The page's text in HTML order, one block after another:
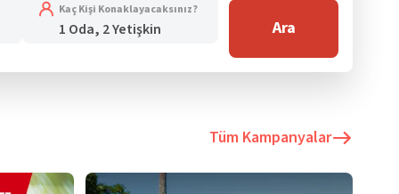
Kaç Kişi Konaklayacaksınız?
1 Oda, 2 Yetişkin Ara
Tüm Kampanyalar